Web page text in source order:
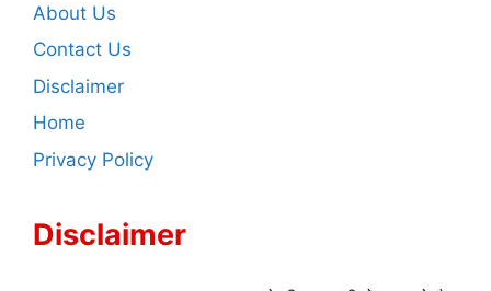
About Us
Contact Us
Disclaimer
Home
Privacy Policy
Disclaimer